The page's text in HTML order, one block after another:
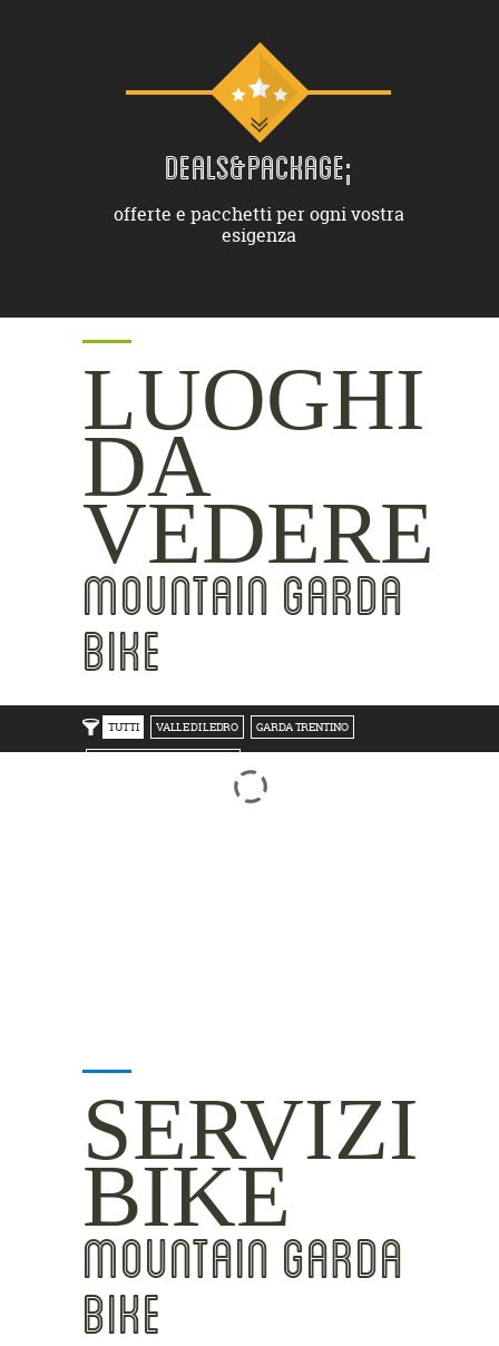
DEALS&PACKAGE;
offerte e pacchetti per ogni vostra
esigenza
LUOGHI
DA
VEDERE
MOUNTAIN GARDA
BIKE
TUTTI VALLE DI LEDRO GARDA TRENTINO
ROVERETO M.BALDO V/GRESTA
SERVIZI
BIKE
MOUNTAIN GARDA
BIKE